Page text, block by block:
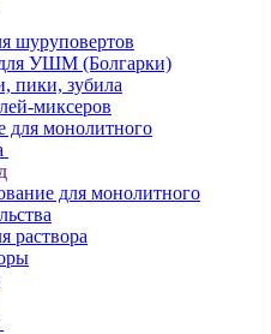
шуруповертов
УШМ (Болгарки)
пики, зубила
миксеров
для монолитного
для монолитного
раствора